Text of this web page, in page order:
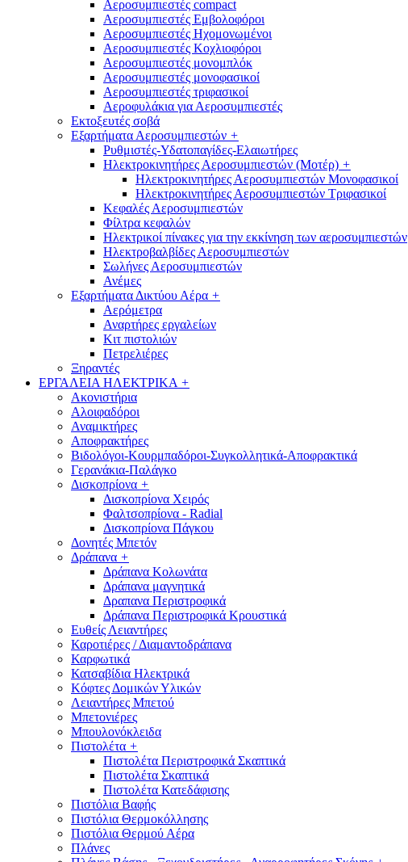
Αεροσυμπιεστές compact
Αεροσυμπιεστές Εμβολοφόροι
Αεροσυμπιεστές Ηχομονωμένοι
Αεροσυμπιεστές Κοχλιοφόροι
Αεροσυμπιεστές μονομπλόκ
Αεροσυμπιεστές μονοφασικοί
Αεροσυμπιεστές τριφασικοί
Αεροφυλάκια για Αεροσυμπιεστές
Εκτοξευτές σοβά
Εξαρτήματα Αεροσυμπιεστών +
Ρυθμιστές-Υδατοπαγίδες-Ελαιωτήρες
Ηλεκτροκινητήρες Αεροσυμπιεστών (Μοτέρ) +
Ηλεκτροκινητήρες Αεροσυμπιεστών Μονοφασικοί
Ηλεκτροκινητήρες Αεροσυμπιεστών Τριφασικοί
Κεφαλές Αεροσυμπιεστών
Φίλτρα κεφαλών
Ηλεκτρικοί πίνακες για την εκκίνηση των αεροσυμπιεστών
Ηλεκτροβαλβίδες Αεροσυμπιεστών
Σωλήνες Αεροσυμπιεστών
Ανέμες
Εξαρτήματα Δικτύου Αέρα +
Αερόμετρα
Αναρτήρες εργαλείων
Κιτ πιστολιών
Πετρελιέρες
Ξηραντές
ΕΡΓΑΛΕΙΑ ΗΛΕΚΤΡΙΚΑ +
Ακονιστήρια
Αλοιφαδόροι
Αναμικτήρες
Αποφρακτήρες
Βιδολόγοι-Κουρμπαδόροι-Συγκολλητικά-Αποφρακτικά
Γερανάκια-Παλάγκο
Δισκοπρίονα +
Δισκοπρίονα Χειρός
Φαλτσοπρίονα - Radial
Δισκοπρίονα Πάγκου
Δονητές Μπετόν
Δράπανα +
Δράπανα Κολωνάτα
Δράπανα μαγνητικά
Δραπανα Περιστροφικά
Δράπανα Περιστροφικά Κρουστικά
Ευθείς Λειαντήρες
Καροτιέρες / Διαμαντοδράπανα
Καρφωτικά
Κατσαβίδια Ηλεκτρικά
Κόφτες Δομικών Υλικών
Λειαντήρες Μπετού
Μπετονιέρες
Μπουλονόκλειδα
Πιστολέτα +
Πιστολέτα Περιστροφικά Σκαπτικά
Πιστολέτα Σκαπτικά
Πιστολέτα Κατεδάφισης
Πιστόλια Βαφής
Πιστόλια Θερμοκόλλησης
Πιστόλια Θερμού Αέρα
Πλάνες